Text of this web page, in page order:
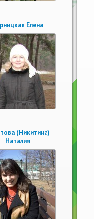
Елена
(Никитина)
Наталия